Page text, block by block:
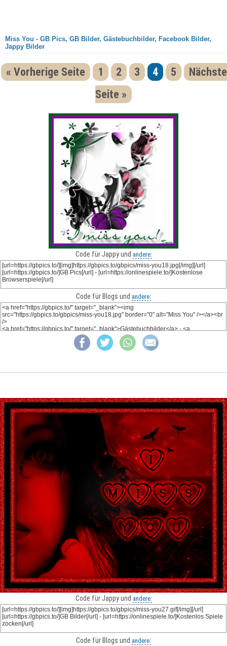
Miss You - GB Pics, GB Bilder, Gästebuchbilder, Facebook Bilder,
Jappy Bilder
« Vorherige Seite 1 2 3 4 5
Nächste
Seite »
Code für Jappy und andere:
Code für Blogs und andere:
Code für Jappy und andere:
Code für Blogs und andere: